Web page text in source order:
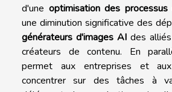
d'une optimisation des processus
une diminution significative des
générateurs d'images AI des
créateurs de contenu. En
permet aux entreprises et
concentrer sur des tâches à